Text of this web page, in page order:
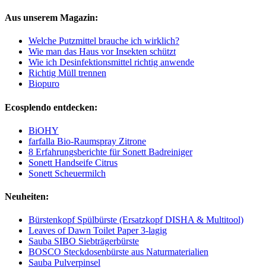
Aus unserem Magazin:
Welche Putzmittel brauche ich wirklich?
Wie man das Haus vor Insekten schützt
Wie ich Desinfektionsmittel richtig anwende
Richtig Müll trennen
Biopuro
Ecosplendo entdecken:
BiOHY
farfalla Bio-Raumspray Zitrone
8 Erfahrungsberichte für Sonett Badreiniger
Sonett Handseife Citrus
Sonett Scheuermilch
Neuheiten:
Bürstenkopf Spülbürste (Ersatzkopf DISHA & Multitool)
Leaves of Dawn Toilet Paper 3-lagig
Sauba SIBO Siebträgerbürste
BOSCO Steckdosenbürste aus Naturmaterialien
Sauba Pulverpinsel